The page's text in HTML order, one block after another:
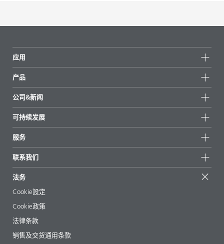
应用
产品
所有产品
重点推荐
公司&新闻
新闻
新闻和媒体
地区和分销商
展会和活动
可持续发展
可持续产品
成功案例
EcoVadis
认证
服务
起始配方
文章
电子书
法规事务
助剂指南 App
视频
联系我们
法务
Cookie設定
Cookie政策
法律条款
销售及交货通用条款